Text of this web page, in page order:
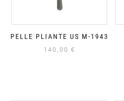
PELLE PLIANTE US M-1943
140,00 €